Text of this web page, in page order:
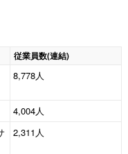
従業員数(連結)
8,778人
4,004人
2,311人